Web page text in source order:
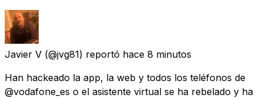
Javier V (@jvg81) reportó hace 8 minutos
Han hackeado la app, la web y todos los teléfonos de
@vodafone_es o el asistente virtual se ha rebelado y ha